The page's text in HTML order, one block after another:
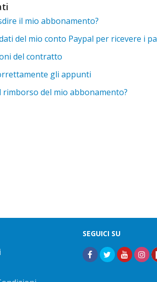
il mio abbonamento?
del mio conto Paypal per ricevere i
del contratto
gli appunti
rimborso del mio abbonamento?
SEGUICI SU